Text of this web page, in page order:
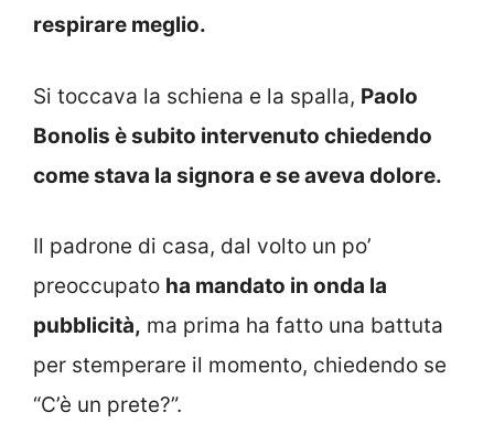
respirare meglio.
Si toccava la schiena e la spalla, Paolo
Bonolis è subito intervenuto chiedendo
come stava la signora e se aveva dolore.
Il padrone di casa, dal volto un po’
preoccupato ha mandato in onda la
pubblicità, ma prima ha fatto una battuta
per stemperare il momento, chiedendo se
“C’è un prete?”.